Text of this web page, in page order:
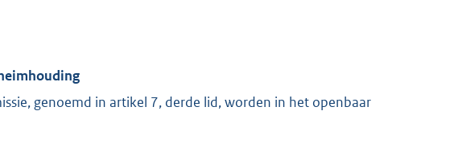
genoemd in artikel 7, derde lid, worden in het openbaar